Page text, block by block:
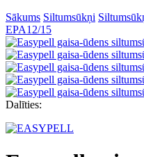
Sākums Siltumsūkņi
EPA12/15
Dalīties: